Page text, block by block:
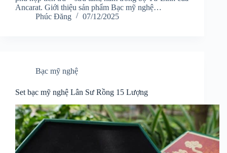
Ancarat. Giới thiệu sản phẩm Bạc mỹ nghệ…
Phúc Đăng
07/12/2025
Bạc mỹ nghệ
Set bạc mỹ nghệ Lân Sư Rồng 15 Lượng